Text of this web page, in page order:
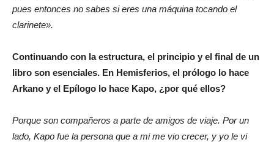
pues entonces no sabes si eres una máquina tocando el
clarinete».
Continuando con la estructura, el principio y el final de un
libro son esenciales. En Hemisferios, el prólogo lo hace
Arkano y el Epílogo lo hace Kapo, ¿por qué ellos?
Porque son compañeros a parte de amigos de viaje. Por un
lado, Kapo fue la persona que a mi me vio crecer, y yo le vi